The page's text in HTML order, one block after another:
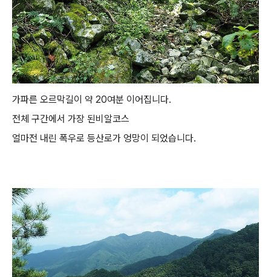
가파른 오르막길이 약 20여분 이어집니다.
전체 구간에서 가장 된비알코스
얼마전 내린 폭우로 등산로가 엉망이 되었습니다.